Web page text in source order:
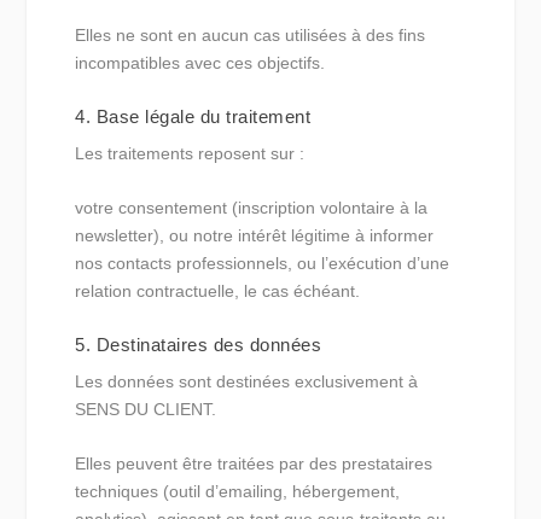
Elles ne sont en aucun cas utilisées à des fins
incompatibles avec ces objectifs.
4. Base légale du traitement
Les traitements reposent sur :
votre consentement (inscription volontaire à la
newsletter), ou notre intérêt légitime à informer
nos contacts professionnels, ou l’exécution d’une
relation contractuelle, le cas échéant.
5. Destinataires des données
Les données sont destinées exclusivement à
SENS DU CLIENT.
Elles peuvent être traitées par des prestataires
techniques (outil d’emailing, hébergement,